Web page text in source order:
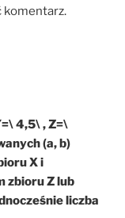
komentarz.
4,5\ , Z=\
(a, b)
X i
zbioru Z lub
liczba